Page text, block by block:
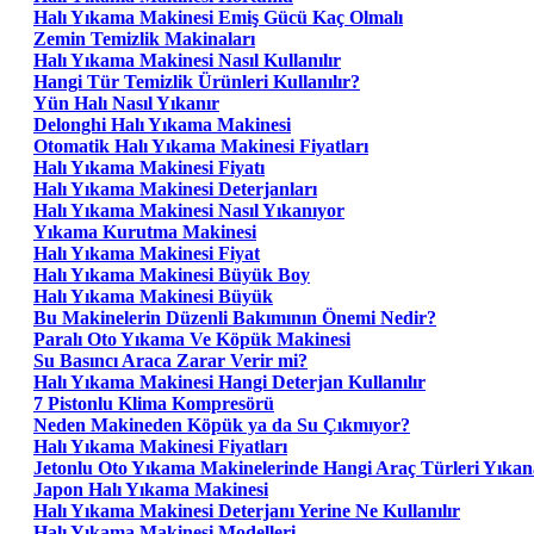
Halı Yıkama Makinesi Emiş Gücü Kaç Olmalı
Zemin Temizlik Makinaları
Halı Yıkama Makinesi Nasıl Kullanılır
Hangi Tür Temizlik Ürünleri Kullanılır?
Yün Halı Nasıl Yıkanır
Delonghi Halı Yıkama Makinesi
Otomatik Halı Yıkama Makinesi Fiyatları
Halı Yıkama Makinesi Fiyatı
Halı Yıkama Makinesi Deterjanları
Halı Yıkama Makinesi Nasıl Yıkanıyor
Yıkama Kurutma Makinesi
Halı Yıkama Makinesi Fiyat
Halı Yıkama Makinesi Büyük Boy
Halı Yıkama Makinesi Büyük
Bu Makinelerin Düzenli Bakımının Önemi Nedir?
Paralı Oto Yıkama Ve Köpük Makinesi
Su Basıncı Araca Zarar Verir mi?
Halı Yıkama Makinesi Hangi Deterjan Kullanılır
7 Pistonlu Klima Kompresörü
Neden Makineden Köpük ya da Su Çıkmıyor?
Halı Yıkama Makinesi Fiyatları
Jetonlu Oto Yıkama Makinelerinde Hangi Araç Türleri
Japon Halı Yıkama Makinesi
Halı Yıkama Makinesi Deterjanı Yerine Ne Kullanılır